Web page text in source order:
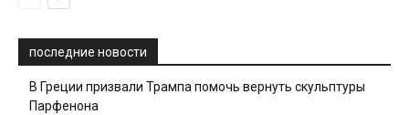
последние новости
В Греции призвали Трампа помочь вернуть скульптуры
Парфенона